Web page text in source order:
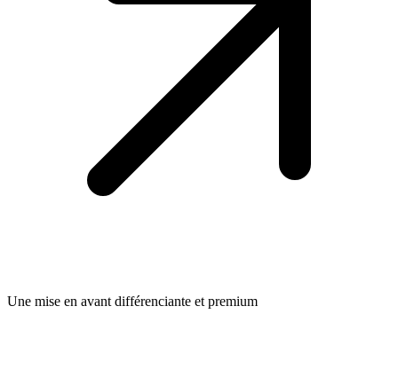
Une mise en avant différenciante et premium